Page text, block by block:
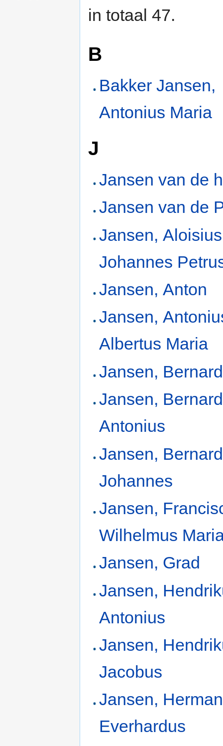
in totaal 47.
B
Bakker Jansen,
Antonius Maria
J
Jansen van de
Jansen van de
Jansen, Aloisius
Johannes
Jansen, Anton
Jansen,
Albertus Maria
Jansen,
Jansen,
Antonius
Jansen,
Johannes
Jansen,
Wilhelmus
Jansen, Grad
Jansen,
Antonius
Jansen,
Jacobus
Jansen,
Everhardus